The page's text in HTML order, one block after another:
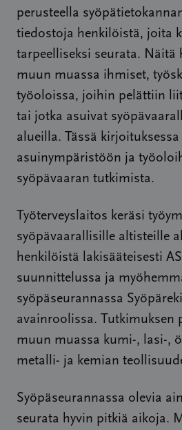
perusteella
tiedostoja henkilöistä, joita
tarpeelliseksi seurata.
muun muassa ihmiset,
työoloissa, joihin pelättiin
tai jotka asuivat
alueilla. Tässä kirjoituksessa
asuinympäristöön ja
syöpävaaran tutkimista.
Työterveyslaitos keräsi
syöpävaarallisille altisteille
henkilöistä lakisääteisesti
suunnittelussa ja
syöpäseurannassa
avainroolissa. Tutkimuksen
muun muassa kumi-, lasi-,
metalli- ja kemian
Syöpäseurannassa olevia
seurata hyvin pitkiä aikoja.